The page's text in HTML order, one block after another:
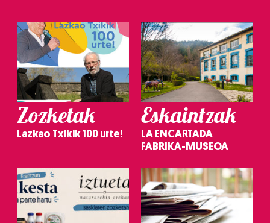
Zozketak
Lazkao Txikik 100 urte!
Eskaintzak
LA ENCARTADA
FABRIKA-MUSEOA